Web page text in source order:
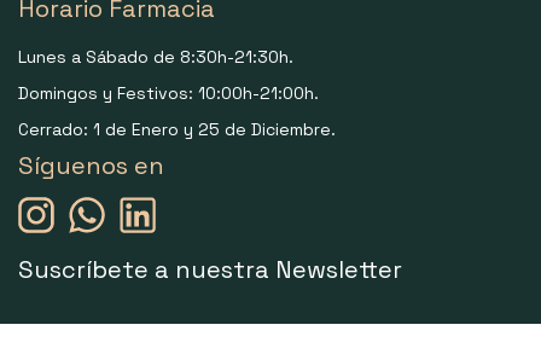
Horario Farmacia
Lunes a Sábado de 8:30h-21:30h.
Domingos y Festivos: 10:00h-21:00h.
Cerrado: 1 de Enero y 25 de Diciembre.
Síguenos en
Suscríbete a nuestra Newsletter